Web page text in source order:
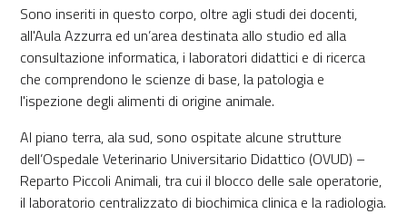
Sono inseriti in questo corpo, oltre agli studi dei docenti,
all'Aula Azzurra ed un’area destinata allo studio ed alla
consultazione informatica, i laboratori didattici e di ricerca
che comprendono le scienze di base, la patologia e
l'ispezione degli alimenti di origine animale.
Al piano terra, ala sud, sono ospitate alcune strutture
dell’Ospedale Veterinario Universitario Didattico (OVUD) –
Reparto Piccoli Animali, tra cui il blocco delle sale operatorie,
il laboratorio centralizzato di biochimica clinica e la radiologia.